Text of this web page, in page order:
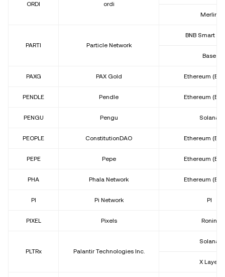
ORDI ordi
Merlin
PARTI Particle Network
BNB Smart
Base
PAXG PAX Gold Ethereum
PENDLE Pendle Ethereum
PENGU Pengu Solana
PEOPLE ConstitutionDAO Ethereum
PEPE Pepe Ethereum
PHA Phala Network Ethereum
PI Pi Network PI
PIXEL Pixels Ronin
PLTRx Palantir Technologies Inc.
Solana
X Layer